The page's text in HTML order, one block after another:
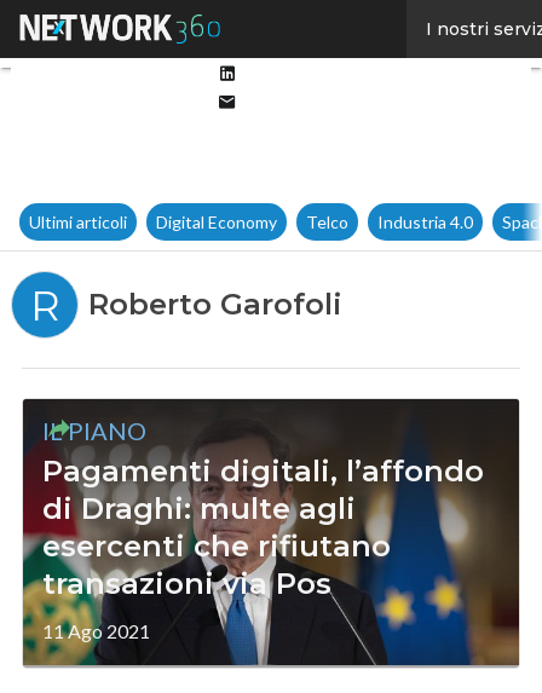
I nostri
Ultimi articoli Digital Economy Telco Industria 4.0
R Roberto Garofoli
IL PIANO
Pagamenti digitali, l’affondo
di Draghi: multe agli
esercenti che rifiutano
transazioni via Pos
11 Ago 2021